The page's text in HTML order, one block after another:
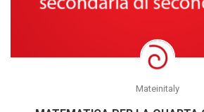
Mateinitaly